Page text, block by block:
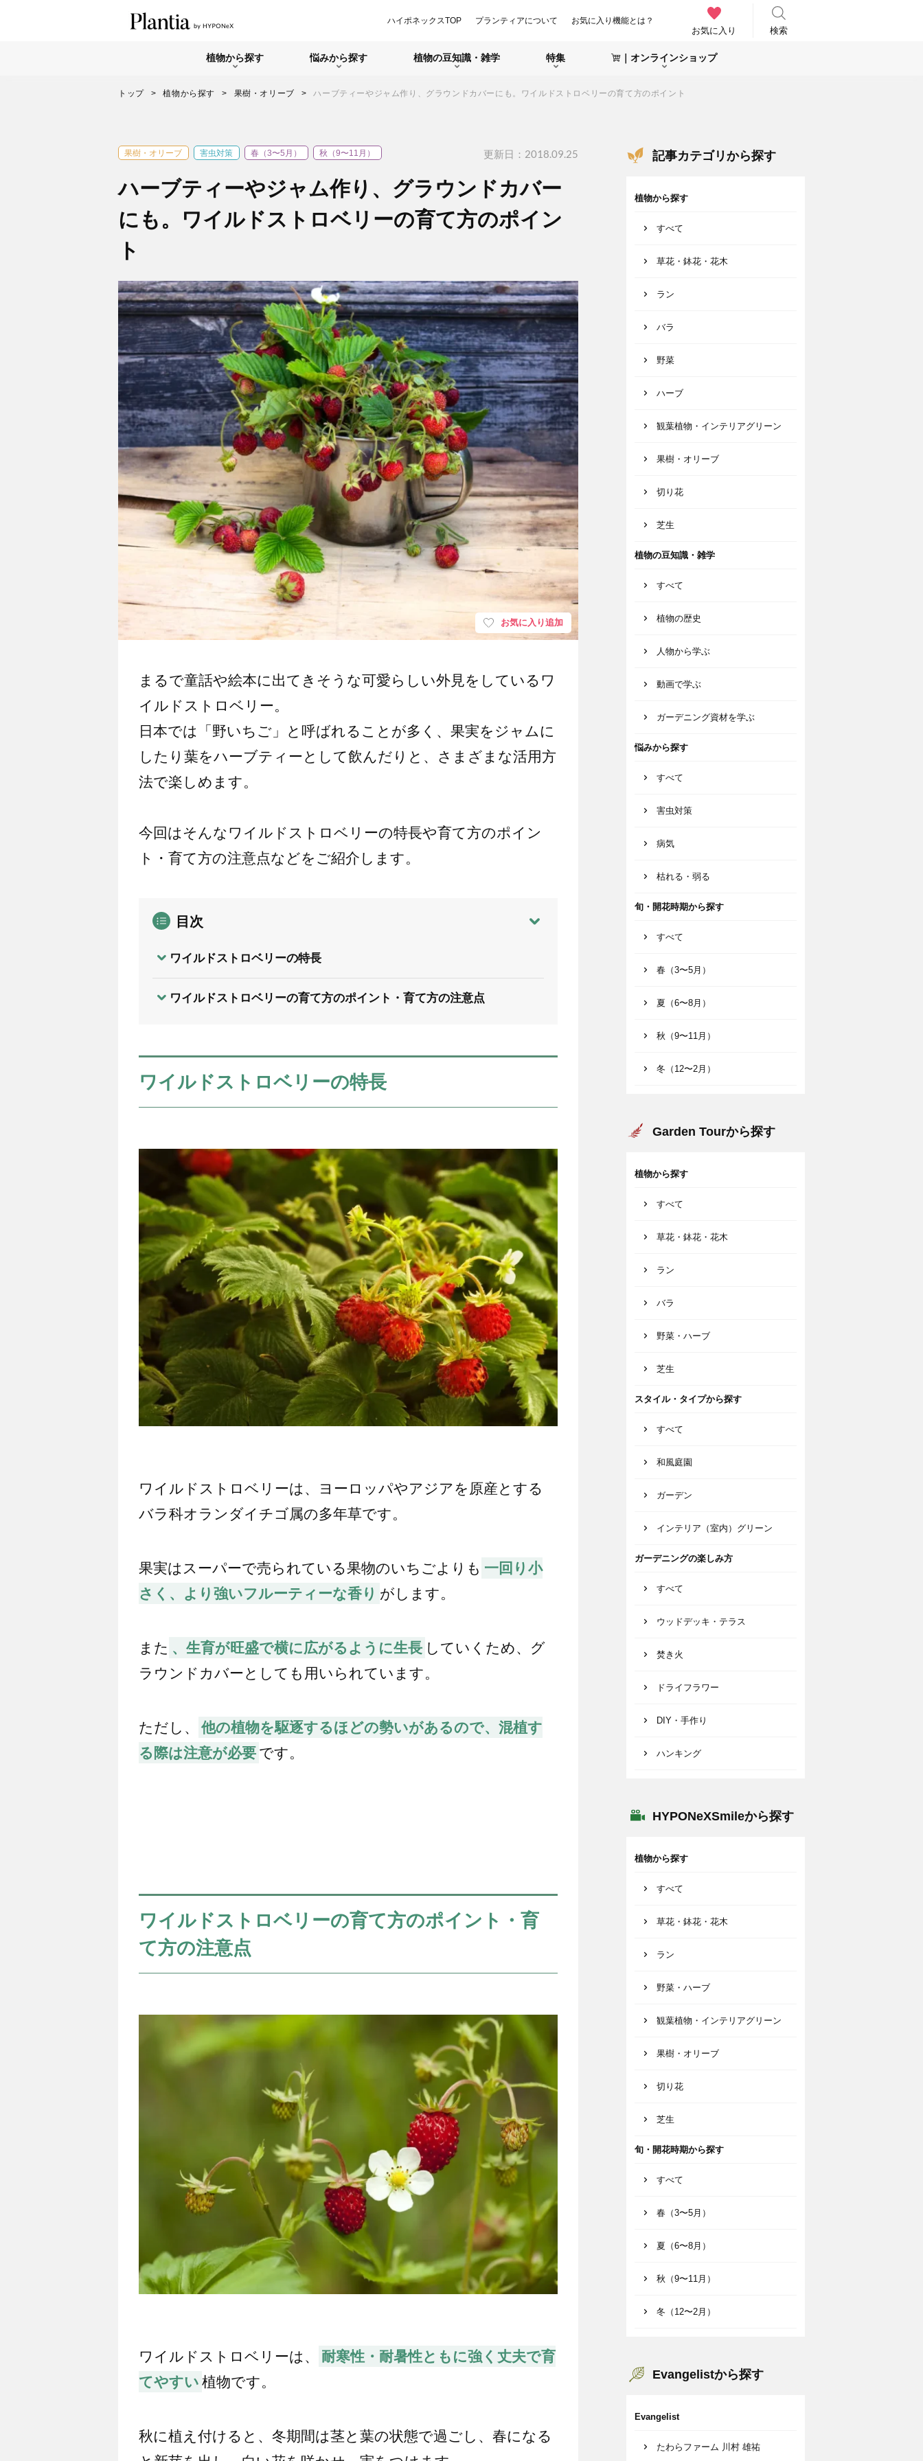
ハイポネックスTOP プランティアについて お気に入り機能とは？
お気に入り 検索
植物から探す 悩みから探す 植物の豆知識・雑学 特集 ｜オンラインショップ
トップ 植物から探す 果樹・オリーブ ハーブティーやジャム作り、グラウンドカバーにも。ワイルドストロベリーの育て方のポイント
更新日：2018.09.25
果樹・オリーブ 害虫対策 春（3〜5月） 秋（9〜11月）
ハーブティーやジャム作り、グラウンドカバー
にも。ワイルドストロベリーの育て方のポイン
ト
お気に入り追加
まるで童話や絵本に出てきそうな可愛らしい外見をしているワ
イルドストロベリー。
日本では「野いちご」と呼ばれることが多く、果実をジャムに
したり葉をハーブティーとして飲んだりと、さまざまな活用方
法で楽しめます。
今回はそんなワイルドストロベリーの特長や育て方のポイン
ト・育て方の注意点などをご紹介します。
目次
ワイルドストロベリーの特長
ワイルドストロベリーの育て方のポイント・育て方の注意点
ワイルドストロベリーの特長
ワイルドストロベリーは、ヨーロッパやアジアを原産とする
バラ科オランダイチゴ属の多年草です。
果実はスーパーで売られている果物のいちごよりも 一回り小
さく、より強いフルーティーな香り がします。
また 、生育が旺盛で横に広がるように生長 していくため、グ
ラウンドカバーとしても用いられています。
ただし、
他の植物を駆逐するほどの勢いがあるので、混植す
る際は注意が必要 です。
ワイルドストロベリーの育て方のポイント・育
て方の注意点
ワイルドストロベリーは、
耐寒性・耐暑性ともに強く丈夫で育
てやすい 植物です。
秋に植え付けると、冬期間は茎と葉の状態で過ごし、春になる
記事カテゴリから探す
植物から探す
すべて
草花・鉢花・花木
ラン
バラ
野菜
ハーブ
観葉植物・インテリアグリーン
果樹・オリーブ
切り花
芝生
植物の豆知識・雑学
すべて
植物の歴史
人物から学ぶ
動画で学ぶ
ガーデニング資材を学ぶ
悩みから探す
すべて
害虫対策
病気
枯れる・弱る
旬・開花時期から探す
すべて
春（3〜5月）
夏（6〜8月）
秋（9〜11月）
冬（12〜2月）
Garden Tourから探す
植物から探す
すべて
草花・鉢花・花木
ラン
バラ
野菜・ハーブ
芝生
スタイル・タイプから探す
すべて
和風庭園
ガーデン
インテリア（室内）グリーン
ガーデニングの楽しみ方
すべて
ウッドデッキ・テラス
焚き火
ドライフラワー
DIY・手作り
ハンキング
HYPONeXSmileから探す
植物から探す
すべて
草花・鉢花・花木
ラン
野菜・ハーブ
観葉植物・インテリアグリーン
果樹・オリーブ
切り花
芝生
旬・開花時期から探す
すべて
春（3〜5月）
夏（6〜8月）
秋（9〜11月）
冬（12〜2月）
Evangelistから探す
Evangelist
たわらファーム 川村 雄祐